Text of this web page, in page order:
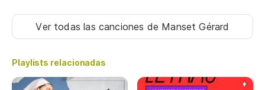
Ver todas las canciones de Manset Gérard
Playlists relacionadas